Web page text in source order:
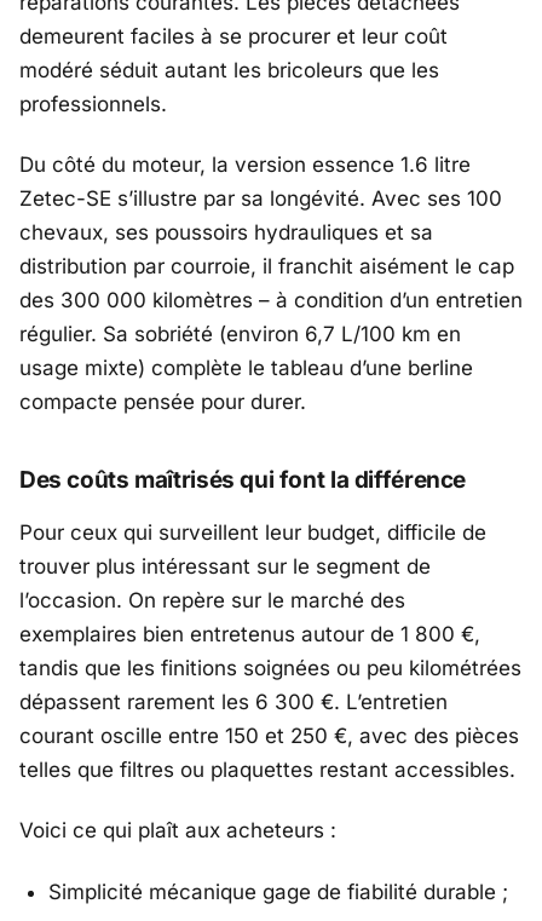
demeurent faciles à se procurer et leur coût
modéré séduit autant les bricoleurs que les
professionnels.
Du côté du moteur, la version essence 1.6 litre
Zetec-SE s’illustre par sa longévité. Avec ses 100
chevaux, ses poussoirs hydrauliques et sa
distribution par courroie, il franchit aisément le cap
des 300 000 kilomètres – à condition d’un entretien
régulier. Sa sobriété (environ 6,7 L/100 km en
usage mixte) complète le tableau d’une berline
compacte pensée pour durer.
Des coûts maîtrisés qui font la différence
Pour ceux qui surveillent leur budget, difficile de
trouver plus intéressant sur le segment de
l’occasion. On repère sur le marché des
exemplaires bien entretenus autour de 1 800 €,
tandis que les finitions soignées ou peu kilométrées
dépassent rarement les 6 300 €. L’entretien
courant oscille entre 150 et 250 €, avec des pièces
telles que filtres ou plaquettes restant accessibles.
Voici ce qui plaît aux acheteurs :
Simplicité mécanique gage de fiabilité durable ;